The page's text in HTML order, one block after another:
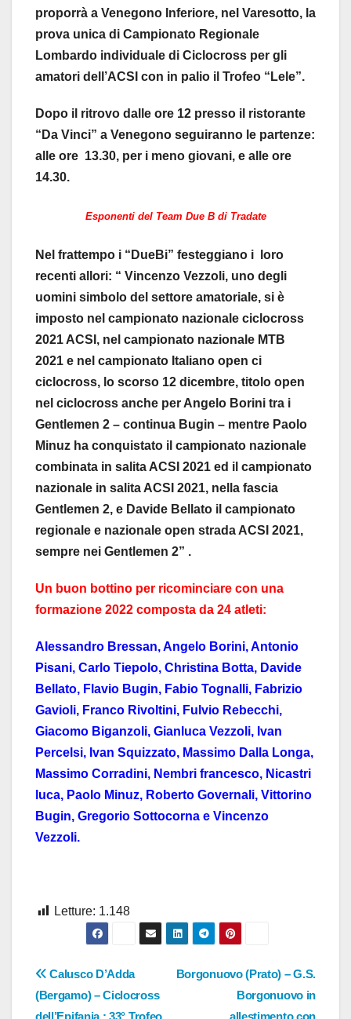
proporrà a Venegono Inferiore, nel Varesotto, la
prova unica di Campionato Regionale
Lombardo individuale di Ciclocross per gli
amatori dell’ACSI con in palio il Trofeo “Lele”.
Dopo il ritrovo dalle ore 12 presso il ristorante
“Da Vinci” a Venegono seguiranno le partenze:
alle ore 13.30, per i meno giovani, e alle ore
14.30.
Esponenti del Team Due B di Tradate
Nel frattempo i “DueBi” festeggiano i loro
recenti allori: “ Vincenzo Vezzoli, uno degli
uomini simbolo del settore amatoriale, si è
imposto nel campionato nazionale ciclocross
2021 ACSI, nel campionato nazionale MTB
2021 e nel campionato Italiano open ci
ciclocross, lo scorso 12 dicembre, titolo open
nel ciclocross anche per Angelo Borini tra i
Gentlemen 2 – continua Bugin – mentre Paolo
Minuz ha conquistato il campionato nazionale
combinata in salita ACSI 2021 ed il campionato
nazionale in salita ACSI 2021, nella fascia
Gentlemen 2, e Davide Bellato il campionato
regionale e nazionale open strada ACSI 2021,
sempre nei Gentlemen 2” .
Un buon bottino per ricominciare con una
formazione 2022 composta da 24 atleti:
Alessandro Bressan, Angelo Borini, Antonio
Pisani, Carlo Tiepolo, Christina Botta, Davide
Bellato, Flavio Bugin, Fabio Tognalli, Fabrizio
Gavioli, Franco Rivoltini, Fulvio Rebecchi,
Giacomo Biganzoli, Gianluca Vezzoli, Ivan
Percelsi, Ivan Squizzato, Massimo Dalla Longa,
Massimo Corradini, Nembri francesco, Nicastri
luca, Paolo Minuz, Roberto Governali, Vittorino
Bugin, Gregorio Sottocorna e Vincenzo
Vezzoli.
Letture: 1.148
Navigazione
articoli
Borgonuovo (Prato) – G.S.
Borgonuovo in
Calusco D’Adda
(Bergamo) – Ciclocross